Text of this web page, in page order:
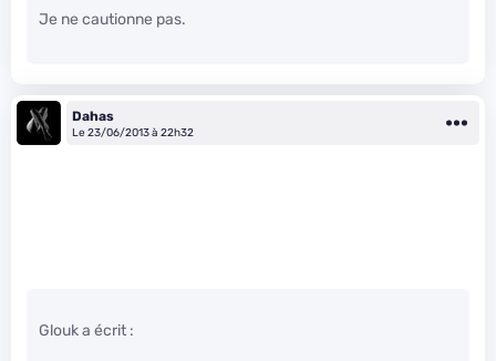
Je ne cautionne pas.
Dahas
Le 23/06/2013 à 22h32
Glouk a écrit :